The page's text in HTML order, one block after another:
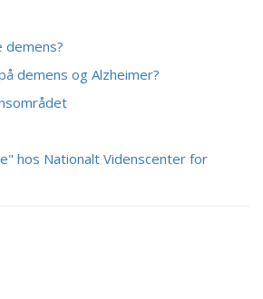
demens?
demens og Alzheimer?
hos Nationalt Videnscenter for